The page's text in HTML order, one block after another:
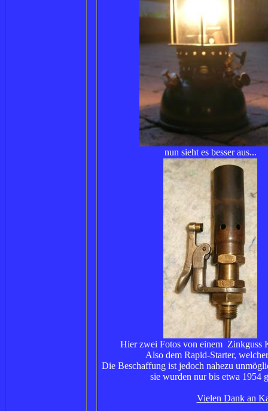
nun sieht es besser aus...
Hier zwei Fotos von einem Zinkguss
Also dem Rapid-Starter,
Die Beschaffung ist jedoch nahezu
sie wurden nur bis etwa 1954
Vielen Dank an